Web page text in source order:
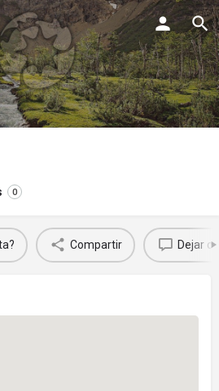
0
Compartir Dejar